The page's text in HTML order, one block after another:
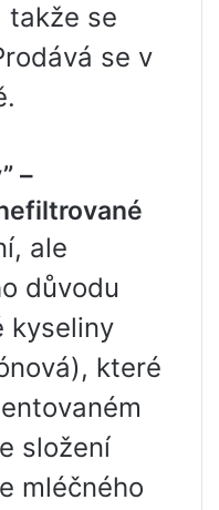
takže se
se v
–
ale
důvodu
kyseliny
které
složení
mléčného